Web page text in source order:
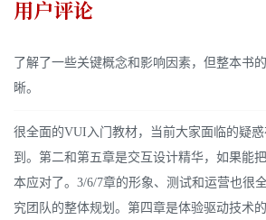
用户评论
了解了一些关键概念和影响因素，但整本书
晰。
很全面的VUI入门教材，当前大家面临的疑
到。第二和第五章是交互设计精华，如果能
本应对了。3/6/7章的形象、测试和运营也很
究团队的整体规划。第四章是体验驱动技术